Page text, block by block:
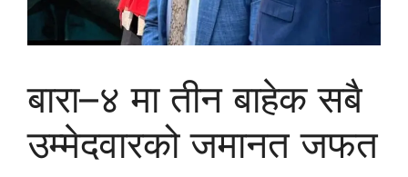
बारा–४ मा तीन बाहेक सबै
उम्मेदवारको जमानत जफत